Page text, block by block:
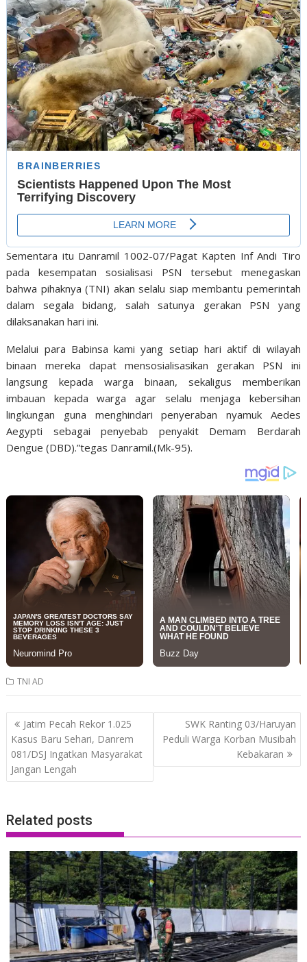
Sementara itu Danramil 1002-07/Pagat Kapten Inf Andi Tiro
pada kesempatan sosialisasi PSN tersebut menegaskan
bahwa pihaknya (TNI) akan selalu siap membantu pemerintah
dalam segala bidang, salah satunya gerakan PSN yang
dilaksanakan hari ini.
Melalui para Babinsa kami yang setiap hari aktif di wilayah
binaan mereka dapat mensosialisasikan gerakan PSN ini
langsung kepada warga binaan, sekaligus memberikan
imbauan kepada warga agar selalu menjaga kebersihan
lingkungan guna menghindari penyeraban nyamuk Aedes
Aegypti sebagai penyebab penyakit Demam Berdarah
Dengue (DBD).”tegas Danramil.(Mk-95).
TNI AD
Post
navigation
Jatim Pecah Rekor 1.025
Kasus Baru Sehari, Danrem
081/DSJ Ingatkan Masyarakat
Jangan Lengah
SWK Ranting 03/Haruyan
Peduli Warga Korban Musibah
Kebakaran
Related posts